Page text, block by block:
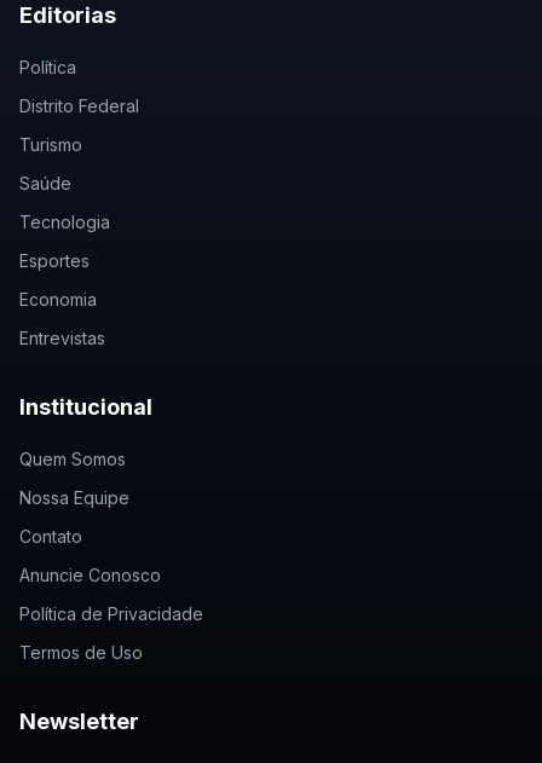
Editorias
Política
Distrito Federal
Turismo
Saúde
Tecnologia
Esportes
Economia
Entrevistas
Institucional
Quem Somos
Nossa Equipe
Contato
Anuncie Conosco
Política de Privacidade
Termos de Uso
Newsletter